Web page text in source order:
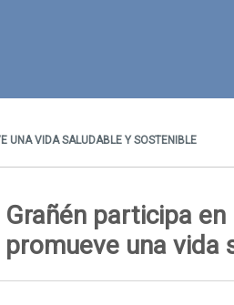
UNA VIDA SALUDABLE Y SOSTENIBLE
Grañén participa
una vida